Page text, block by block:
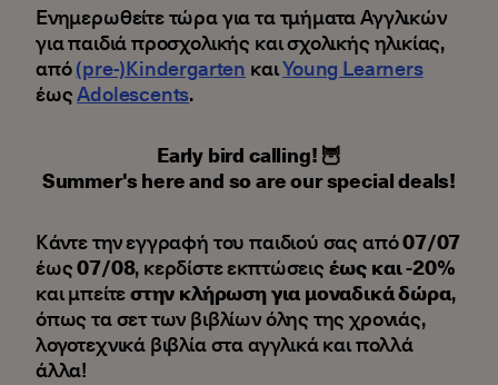
Ενημερωθείτε τώρα για τα τμήματα Αγγλικών
για παιδιά προσχολικής και σχολικής ηλικίας,
από(pre-)Kindergarten καιYoung Learners
έωςAdolescents.
Early bird calling! 🦉
Summer's here and so are our special deals!
Kάντε την εγγραφή του παιδιού σας από07/07
έως07/08, κερδίστε εκπτώσειςέως και -20%
και μπείτεστην κλήρωση για μοναδικά δώρα,
όπως τα σετ των βιβλίων όλης της χρονιάς,
λογοτεχνικά βιβλία στα αγγλικά και πολλά
άλλα!